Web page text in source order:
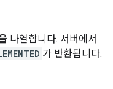
나열합니다. 서버에서
가 반환됩니다.